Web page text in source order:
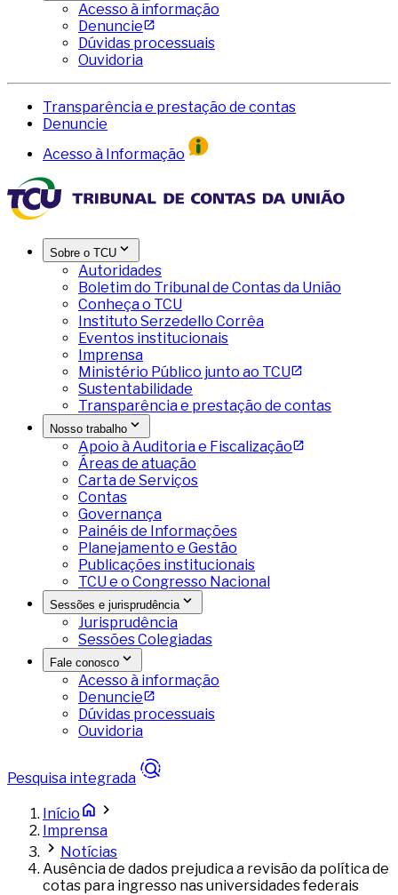
Acesso à informação
Denuncie
Dúvidas processuais
Ouvidoria
Transparência e prestação de contas
Denuncie
Acesso à Informação
Sobre o TCU
Autoridades
Boletim do Tribunal de Contas da União
Conheça o TCU
Instituto Serzedello Corrêa
Eventos institucionais
Imprensa
Ministério Público junto ao TCU
Sustentabilidade
Transparência e prestação de contas
Nosso trabalho
Apoio à Auditoria e Fiscalização
Áreas de atuação
Carta de Serviços
Contas
Governança
Painéis de Informações
Planejamento e Gestão
Publicações institucionais
TCU e o Congresso Nacional
Sessões e jurisprudência
Jurisprudência
Sessões Colegiadas
Fale conosco
Acesso à informação
Denuncie
Dúvidas processuais
Ouvidoria
Pesquisa integrada
Início
Imprensa
Notícias
Ausência de dados prejudica a revisão da política de
cotas para ingresso nas universidades federais